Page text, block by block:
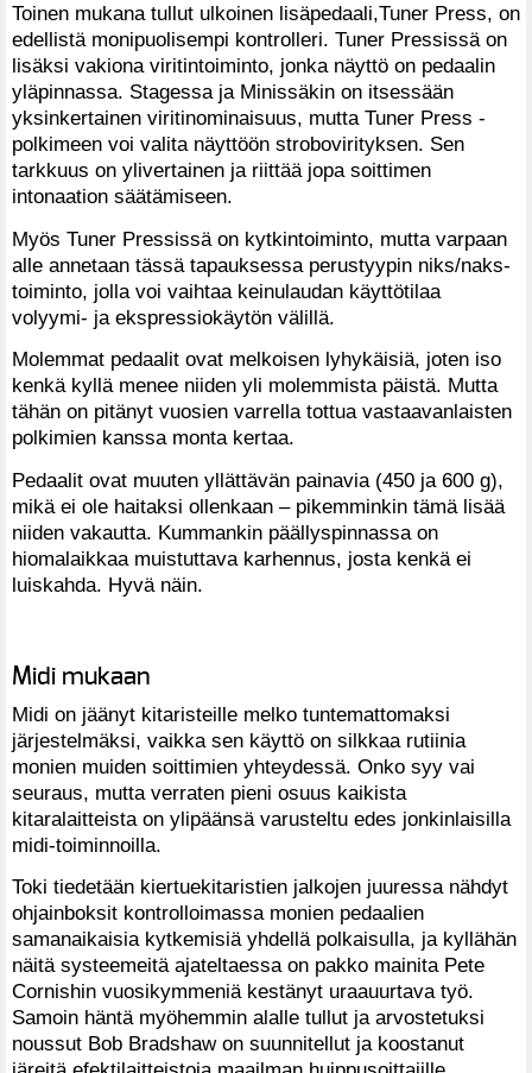
Toinen mukana tullut ulkoinen lisäpedaali,Tuner Press, on
edellistä monipuolisempi kontrolleri. Tuner Pressissä on
lisäksi vakiona viritintoiminto, jonka näyttö on pedaalin
yläpinnassa. Stagessa ja Minissäkin on itsessään
yksinkertainen viritinominaisuus, mutta Tuner Press -
polkimeen voi valita näyttöön strobovirityksen. Sen
tarkkuus on ylivertainen ja riittää jopa soittimen
intonaation säätämiseen.
Myös Tuner Pressissä on kytkintoiminto, mutta varpaan
alle annetaan tässä tapauksessa perustyypin niks/naks-
toiminto, jolla voi vaihtaa keinulaudan käyttötilaa
volyymi- ja ekspressiokäytön välillä.
Molemmat pedaalit ovat melkoisen lyhykäisiä, joten iso
kenkä kyllä menee niiden yli molemmista päistä. Mutta
tähän on pitänyt vuosien varrella tottua vastaavanlaisten
polkimien kanssa monta kertaa.
Pedaalit ovat muuten yllättävän painavia (450 ja 600 g),
mikä ei ole haitaksi ollenkaan – pikemminkin tämä lisää
niiden vakautta. Kummankin päällyspinnassa on
hiomalaikkaa muistuttava karhennus, josta kenkä ei
luiskahda. Hyvä näin.
Midi mukaan
Midi on jäänyt kitaristeille melko tuntemattomaksi
järjestelmäksi, vaikka sen käyttö on silkkaa rutiinia
monien muiden soittimien yhteydessä. Onko syy vai
seuraus, mutta verraten pieni osuus kaikista
kitaralaitteista on ylipäänsä varusteltu edes jonkinlaisilla
midi-toiminnoilla.
Toki tiedetään kiertuekitaristien jalkojen juuressa nähdyt
ohjainboksit kontrolloimassa monien pedaalien
samanaikaisia kytkemisiä yhdellä polkaisulla, ja kyllähän
näitä systeemeitä ajateltaessa on pakko mainita Pete
Cornishin vuosikymmeniä kestänyt uraauurtava työ.
Samoin häntä myöhemmin alalle tullut ja arvostetuksi
noussut Bob Bradshaw on suunnitellut ja koostanut